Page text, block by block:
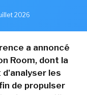
2026
a annoncé
Room, dont la
les
de propulser